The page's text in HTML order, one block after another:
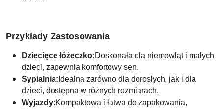
Przykłady Zastosowania
Dziecięce łóżeczko:Doskonała dla niemowląt i małych
dzieci, zapewnia komfortowy sen.
Sypialnia: Idealna zarówno dla dorosłych, jak i dla
dzieci, dostępna w różnych rozmiarach.
Wyjazdy:Kompaktowa i łatwa do zapakowania,